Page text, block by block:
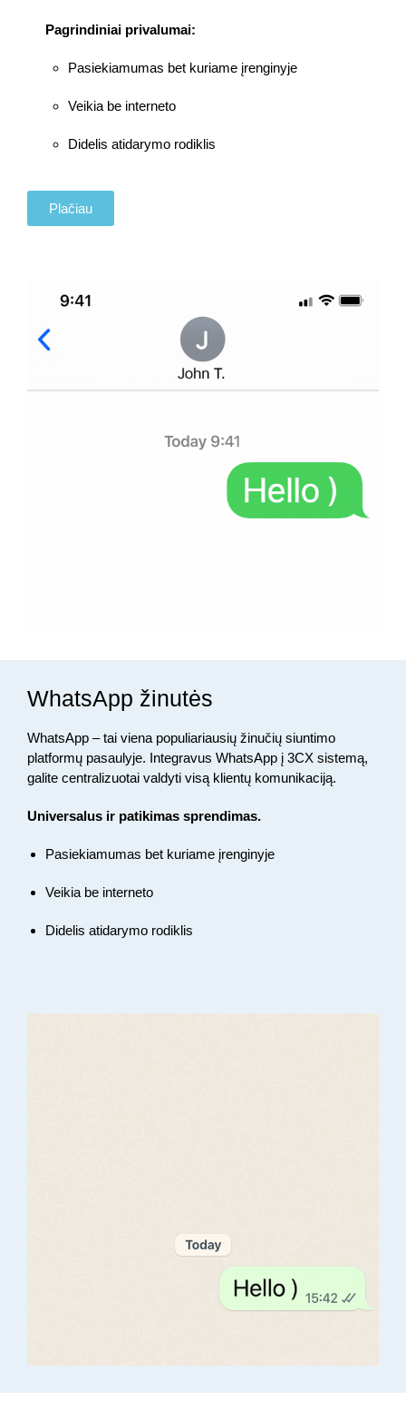
Pagrindiniai privalumai:
Pasiekiamumas bet kuriame įrenginyje
Veikia be interneto
Didelis atidarymo rodiklis
Plačiau
WhatsApp žinutės
WhatsApp – tai viena populiariausių žinučių siuntimo
platformų pasaulyje. Integravus WhatsApp į 3CX sistemą,
galite centralizuotai valdyti visą klientų komunikaciją.
Universalus ir patikimas sprendimas.
Pasiekiamumas bet kuriame įrenginyje
Veikia be interneto
Didelis atidarymo rodiklis